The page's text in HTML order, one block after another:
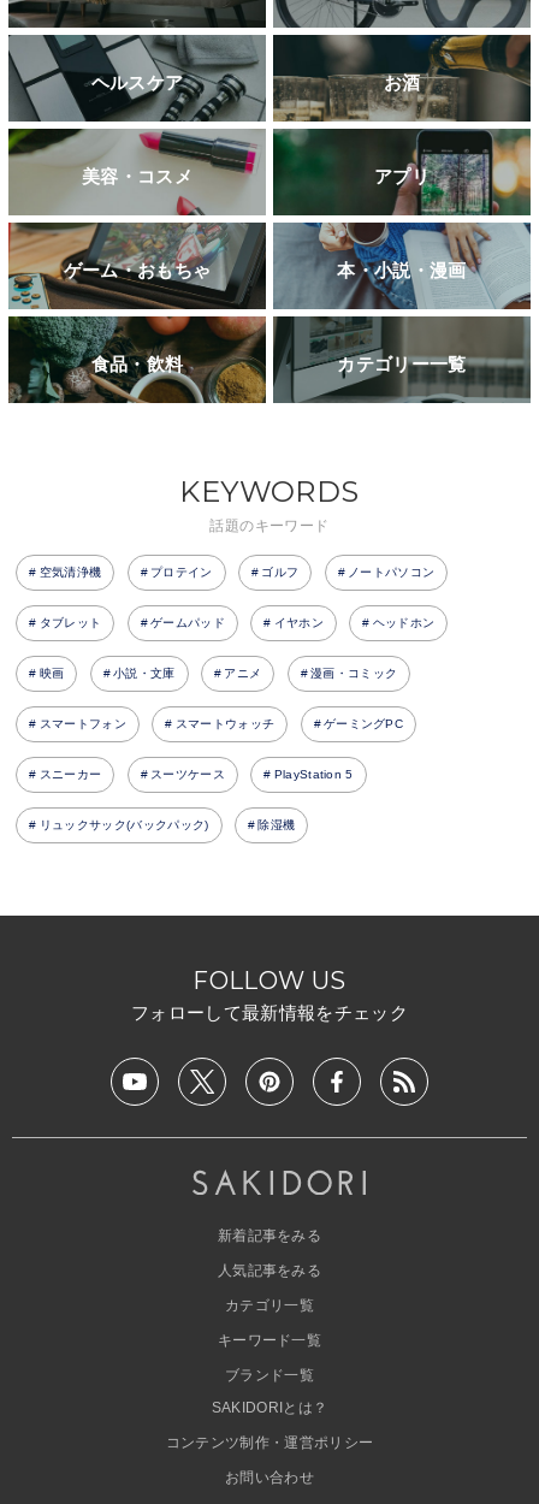
ヘルスケア お酒
美容・コスメ アプリ
ゲーム・おもちゃ 本・小説・漫画
食品・飲料 カテゴリー一覧
KEYWORDS
話題のキーワード
空気清浄機 プロテイン ゴルフ ノートパソコン
タブレット ゲームパッド イヤホン ヘッドホン
映画 小説・文庫 アニメ 漫画・コミック
スマートフォン スマートウォッチ ゲーミングPC
スニーカー スーツケース PlayStation 5
リュックサック(バックパック) 除湿機
FOLLOW US
フォローして最新情報をチェック
新着記事をみる
人気記事をみる
カテゴリ一覧
キーワード一覧
ブランド一覧
SAKIDORIとは？
コンテンツ制作・運営ポリシー
お問い合わせ